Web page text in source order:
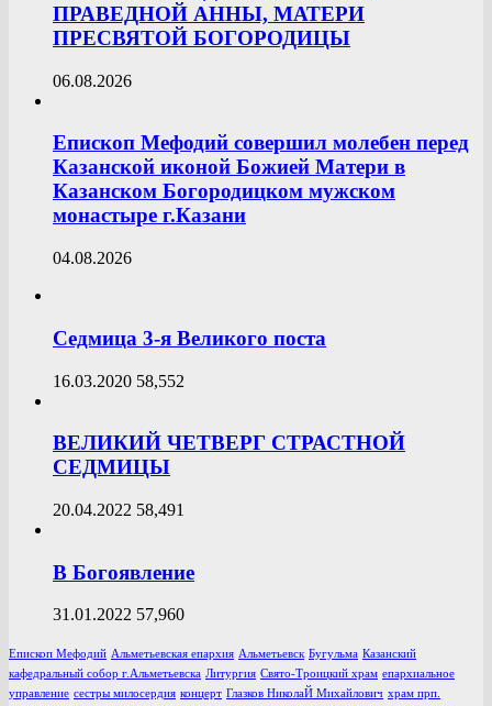
ПРАВЕДНОЙ АННЫ, МАТЕРИ
ПРЕСВЯТОЙ БОГОРОДИЦЫ
06.08.2026
Епископ Мефодий совершил молебен перед
Казанской иконой Божией Матери в
Казанском Богородицком мужском
монастыре г.Казани
04.08.2026
Седмица 3-я Великого поста
16.03.2020 58,552
ВЕЛИКИЙ ЧЕТВЕРГ СТРАСТНОЙ
СЕДМИЦЫ
20.04.2022 58,491
В Богоявление
31.01.2022 57,960
Епископ Мефодий Альметьевская епархия Альметьевск Бугульма Казанский
кафедральный собор г.Альметьевска Литургия Свято-Троицкий храм епархиальное
управление сестры милосердия концерт Глазков НиколаЙ Михайлович храм прп.